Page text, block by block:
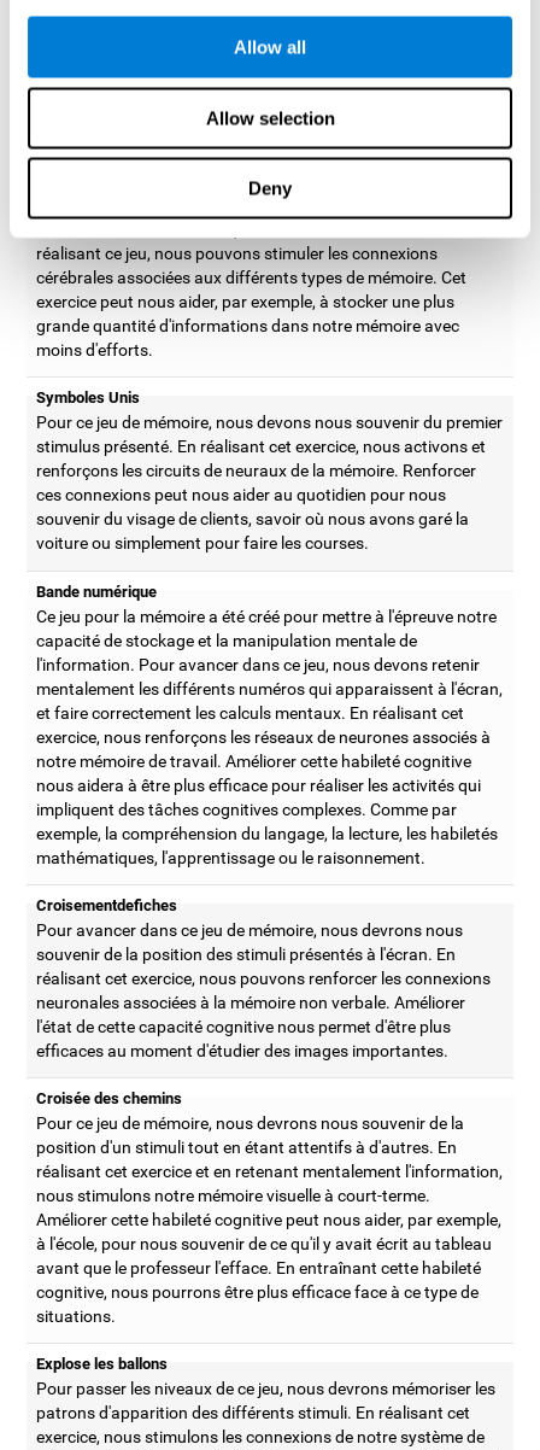
Allow all
Allow selection
Deny
d'informations de notre mémoire. En réalisant cet exercice,
nous activons les patrons neuronaux associés à la capacité de
stockage des souvenirs. Améliorer cette capacité cognitive
peut nous aider à être plus efficaces au quotidien, comme par
exemple, étudier ou se souvenir où nous avons laissé les clés
Dans ce jeu pour entraîner la mémoire, il faut retenir et se
réalisant ce jeu, nous pouvons stimuler les connexions
cérébrales associées aux différents types de mémoire. Cet
exercice peut nous aider, par exemple, à stocker une plus
grande quantité d'informations dans notre mémoire avec
moins d'efforts.
Symboles Unis
Pour ce jeu de mémoire, nous devons nous souvenir du premier
stimulus présenté. En réalisant cet exercice, nous activons et
renforçons les circuits de neuraux de la mémoire. Renforcer
ces connexions peut nous aider au quotidien pour nous
souvenir du visage de clients, savoir où nous avons garé la
voiture ou simplement pour faire les courses.
Bande numérique
Ce jeu pour la mémoire a été créé pour mettre à l'épreuve notre
capacité de stockage et la manipulation mentale de
l'information. Pour avancer dans ce jeu, nous devons retenir
mentalement les différents numéros qui apparaissent à l'écran,
et faire correctement les calculs mentaux. En réalisant cet
exercice, nous renforçons les réseaux de neurones associés à
notre mémoire de travail. Améliorer cette habileté cognitive
nous aidera à être plus efficace pour réaliser les activités qui
impliquent des tâches cognitives complexes. Comme par
exemple, la compréhension du langage, la lecture, les habiletés
mathématiques, l'apprentissage ou le raisonnement.
Croisementdefiches
Pour avancer dans ce jeu de mémoire, nous devrons nous
souvenir de la position des stimuli présentés à l'écran. En
réalisant cet exercice, nous pouvons renforcer les connexions
neuronales associées à la mémoire non verbale. Améliorer
l'état de cette capacité cognitive nous permet d'être plus
efficaces au moment d'étudier des images importantes.
Croisée des chemins
Pour ce jeu de mémoire, nous devrons nous souvenir de la
position d'un stimuli tout en étant attentifs à d'autres. En
réalisant cet exercice et en retenant mentalement l'information,
nous stimulons notre mémoire visuelle à court-terme.
Améliorer cette habileté cognitive peut nous aider, par exemple,
à l'école, pour nous souvenir de ce qu'il y avait écrit au tableau
avant que le professeur l'efface. En entraînant cette habileté
cognitive, nous pourrons être plus efficace face à ce type de
situations.
Explose les ballons
Pour passer les niveaux de ce jeu, nous devrons mémoriser les
patrons d'apparition des différents stimuli. En réalisant cet
exercice, nous stimulons les connexions de notre système de